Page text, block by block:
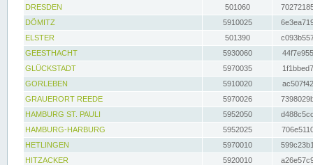
DRESDEN
501060
DÖMITZ
5910025
ELSTER
501390
GEESTHACHT
5930060
GLÜCKSTADT
5970035
GORLEBEN
5910020
GRAUERORT REEDE
5970026
HAMBURG ST. PAULI
5952050
HAMBURG-HARBURG
5952025
HETLINGEN
5970010
HITZACKER
5920010